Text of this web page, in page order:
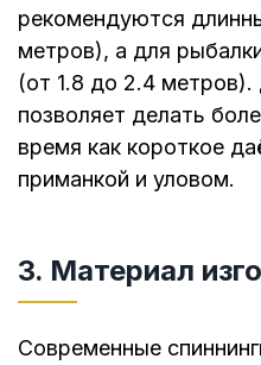
рекомендуются
метров), а для
(от 1.8 до 2.4
позволяет делать
время как короткое
приманкой и уловом.
3. Материал
Современные